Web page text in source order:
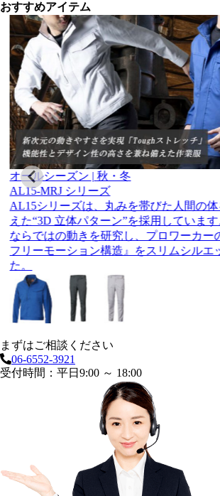
おすすめアイテム
オールシーズン |秋・冬
AL15-MRJ シリーズ
AL15シリーズは、丸みを帯びた人間の
えた“3D 立体パターン”を採用していま
ならではの動きを研究し、プロワーカー
フリーモーション構造』をスリムシルエ
た。
まずはご相談ください
06-6552-3921
受付時間：平日9:00 ～ 18:00